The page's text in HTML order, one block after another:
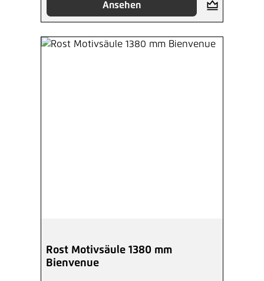
Ansehen
Rost Motivsäule 1380 mm
Bienvenue